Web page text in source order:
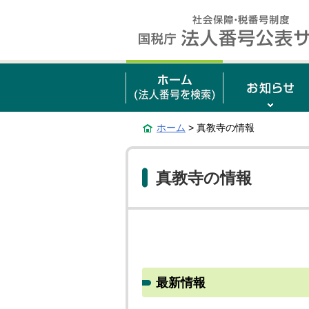
ホーム > 真教寺の情報
真教寺の情報
最新情報